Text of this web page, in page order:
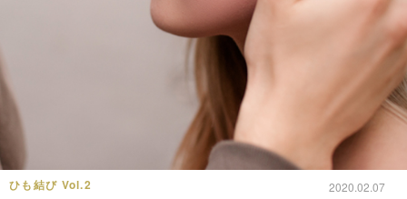
ひも結び Vol.2 2020.02.07